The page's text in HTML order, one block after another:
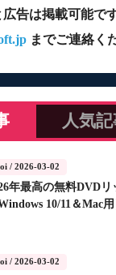
告は掲載可能です
までご連絡く
人気
/ 2026-03-02
年最高の無料DVD
Windows 10/11＆Mac用
/ 2026-03-02